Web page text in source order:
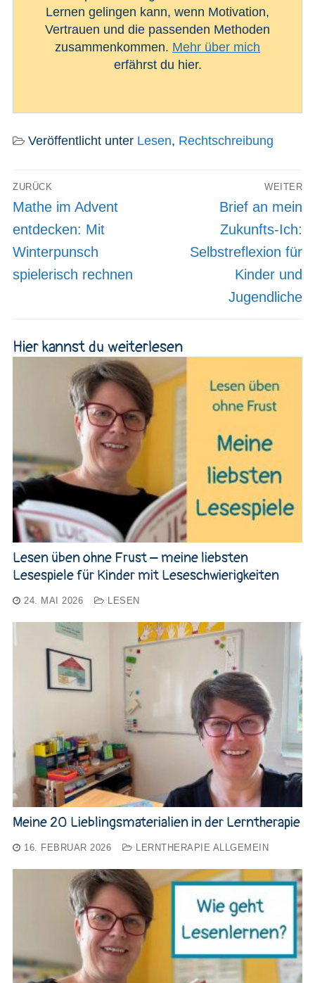
Lernen gelingen kann, wenn Motivation,
Vertrauen und die passenden Methoden
zusammenkommen. Mehr über mich
erfährst du hier.
Veröffentlicht unter Lesen, Rechtschreibung
Beitragsnavigation
ZURÜCK
Vorheriger
Beitrag:
Mathe im Advent
entdecken: Mit
Winterpunsch
spielerisch rechnen
WEITER
Nächster
Beitrag:
Brief an mein
Zukunfts-Ich:
Selbstreflexion für
Kinder und
Jugendliche
Hier kannst du weiterlesen
Lesen üben ohne Frust – meine liebsten
Lesespiele für Kinder mit Leseschwierigkeiten
24. MAI 2026 LESEN
Meine 20 Lieblingsmaterialien in der Lerntherapie
16. FEBRUAR 2026 LERNTHERAPIE ALLGEMEIN